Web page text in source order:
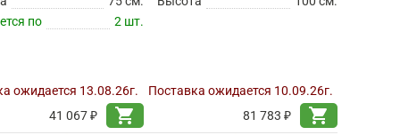
по
2 шт.
ожидается 13.08.26г.
41 067 ₽
shopping_cart
Поставка ожидается 10.09.26г.
81 783 ₽
shopping_cart